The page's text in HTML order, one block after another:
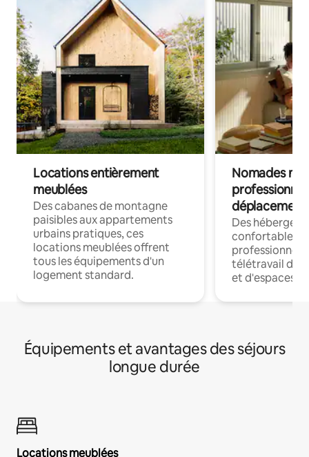
Locations entièrement
meublées
Des cabanes de montagne
paisibles aux appartements
urbains pratiques, ces
locations meublées offrent
tous les équipements d'un
logement standard.
Nomades
déplacement
Des
confortables
professionnels
télétravail
et d'espaces
Équipements et avantages des séjours
longue durée
Locations meublées